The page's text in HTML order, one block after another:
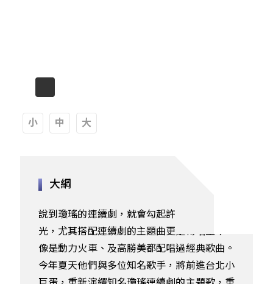
字型
小。
字型
小。
小。
大綱
說到瓊瑤的連續劇，就會勾起許多人的年少時
光，尤其搭配連續劇的主題曲更是傳唱至今，
像是動力火車、及高勝美都配唱過經典歌曲。
今年夏天他們與多位知名歌手，將前進台北小